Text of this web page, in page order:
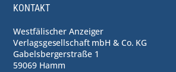
KONTAKT
Westfälischer Anzeiger
Verlagsgesellschaft mbH & Co. KG
Gabelsbergerstraße 1
59069 Hamm